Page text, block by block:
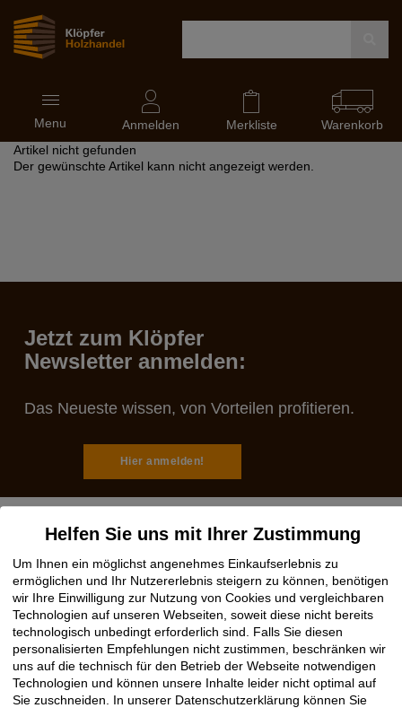
Navigation
ein-
und
ausblenden
Menu Anmelden Merkliste
Warenkorb
Artikel nicht gefunden
Der gewünschte Artikel kann nicht angezeigt werden.
Jetzt zum Klöpfer
Newsletter anmelden:
Das Neueste wissen, von Vorteilen profitieren.
Hier anmelden!
Rechtliches
Impressum
AGB
Datenschutz
Cookie Einstellungen
Helfen Sie uns mit Ihrer Zustimmung
Um Ihnen ein möglichst angenehmes Einkaufserlebnis zu
ermöglichen und Ihr Nutzererlebnis steigern zu können, benötigen
wir Ihre Einwilligung zur Nutzung von Cookies und vergleichbaren
Technologien auf unseren Webseiten, soweit diese nicht bereits
technologisch unbedingt erforderlich sind. Falls Sie diesen
personalisierten Empfehlungen nicht zustimmen, beschränken wir
uns auf die technisch für den Betrieb der Webseite notwendigen
Technologien und können unsere Inhalte leider nicht optimal auf
Sie zuschneiden. In unserer Datenschutzerklärung können Sie